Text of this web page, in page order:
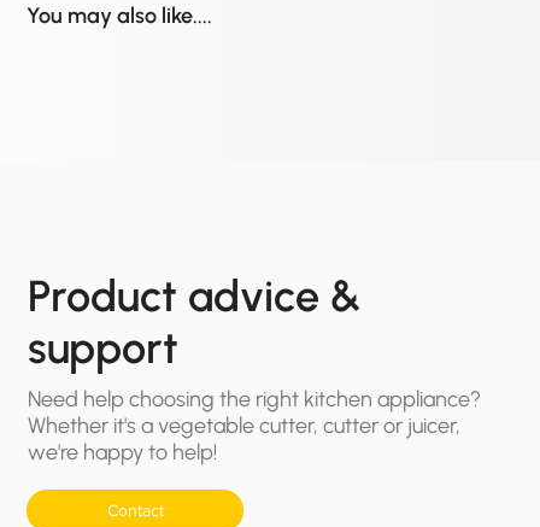
You may also like....
Product advice &
support
Need help choosing the right kitchen appliance?
Whether it's a vegetable cutter, cutter or juicer,
we're happy to help!
Contact